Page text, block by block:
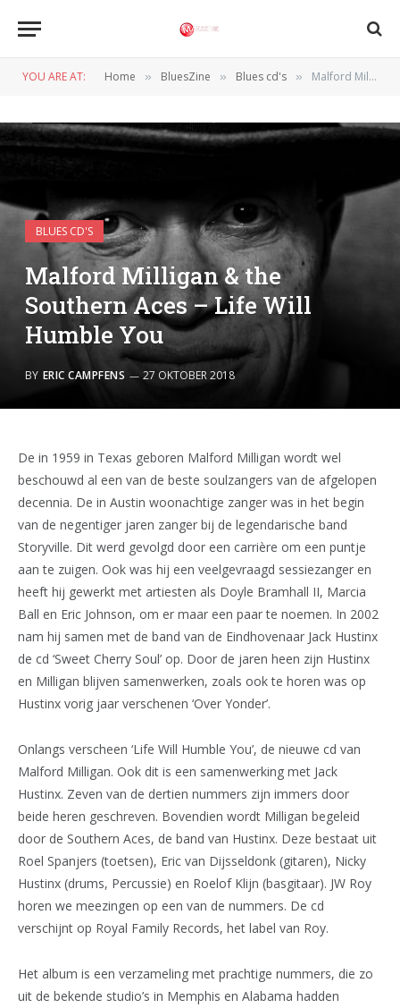
YOU ARE AT: Home » BluesZine » Blues cd's » Malford Milligan & the Southern Aces – Life Will Humble You
BLUES CD'S
Malford Milligan & the
Southern Aces – Life Will
Humble You
BY ERIC CAMPFENS 27 OKTOBER 2018
De in 1959 in Texas geboren Malford Milligan wordt wel
beschouwd al een van de beste soulzangers van de afgelopen
decennia. De in Austin woonachtige zanger was in het begin
van de negentiger jaren zanger bij de legendarische band
Storyville. Dit werd gevolgd door een carrière om een puntje
aan te zuigen. Ook was hij een veelgevraagd sessiezanger en
heeft hij gewerkt met artiesten als Doyle Bramhall II, Marcia
Ball en Eric Johnson, om er maar een paar te noemen. In 2002
nam hij samen met de band van de Eindhovenaar Jack Hustinx
de cd ‘Sweet Cherry Soul’ op. Door de jaren heen zijn Hustinx
en Milligan blijven samenwerken, zoals ook te horen was op
Hustinx vorig jaar verschenen ‘Over Yonder’.
Onlangs verscheen ‘Life Will Humble You’, de nieuwe cd van
Malford Milligan. Ook dit is een samenwerking met Jack
Hustinx. Zeven van de dertien nummers zijn immers door
beide heren geschreven. Bovendien wordt Milligan begeleid
door de Southern Aces, de band van Hustinx. Deze bestaat uit
Roel Spanjers (toetsen), Eric van Dijsseldonk (gitaren), Nicky
Hustinx (drums, Percussie) en Roelof Klijn (basgitaar). JW Roy
horen we meezingen op een van de nummers. De cd
verschijnt op Royal Family Records, het label van Roy.
Het album is een verzameling met prachtige nummers, die zo
uit de bekende studio’s in Memphis en Alabama hadden